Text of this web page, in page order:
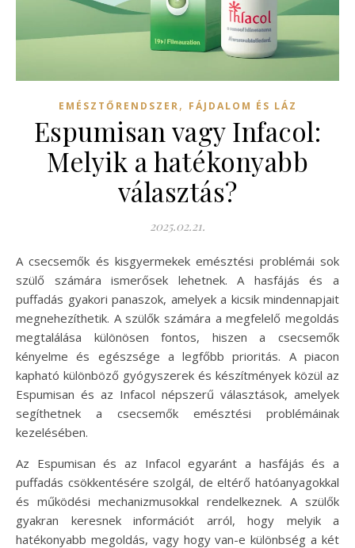
EMÉSZTŐRENDSZER, FÁJDALOM ÉS LÁZ
Espumisan vagy Infacol:
Melyik a hatékonyabb
választás?
2025.02.21.
A csecsemők és kisgyermekek emésztési problémái sok
szülő számára ismerősek lehetnek. A hasfájás és a
puffadás gyakori panaszok, amelyek a kicsik mindennapjait
megnehezíthetik. A szülők számára a megfelelő megoldás
megtalálása különösen fontos, hiszen a csecsemők
kényelme és egészsége a legfőbb prioritás. A piacon
kapható különböző gyógyszerek és készítmények közül az
Espumisan és az Infacol népszerű választások, amelyek
segíthetnek a csecsemők emésztési problémáinak
kezelésében.
Az Espumisan és az Infacol egyaránt a hasfájás és a
puffadás csökkentésére szolgál, de eltérő hatóanyagokkal
és működési mechanizmusokkal rendelkeznek. A szülők
gyakran keresnek információt arról, hogy melyik a
hatékonyabb megoldás, vagy hogy van-e különbség a két